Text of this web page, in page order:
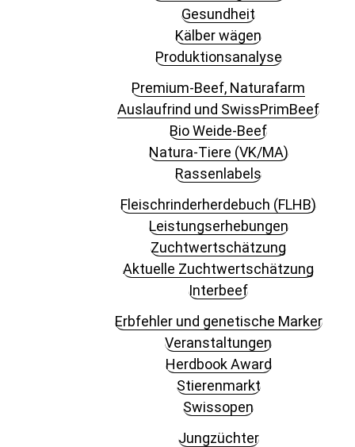
Gesundheit
Kälber wägen
Produktionsanalyse
Premium-Beef, Naturafarm
Auslaufrind und SwissPrimBeef
Bio Weide-Beef
Natura-Tiere (VK/MA)
Rassenlabels
Fleisch­rinder­herdebuch (FLHB)
Leistungserhebungen
Zuchtwertschätzung
Aktuelle Zuchtwertschätzung
Interbeef
Erbfehler und genetische Marker
Veranstaltungen
Herdbook Award
Stierenmarkt
Swissopen
Jungzüchter